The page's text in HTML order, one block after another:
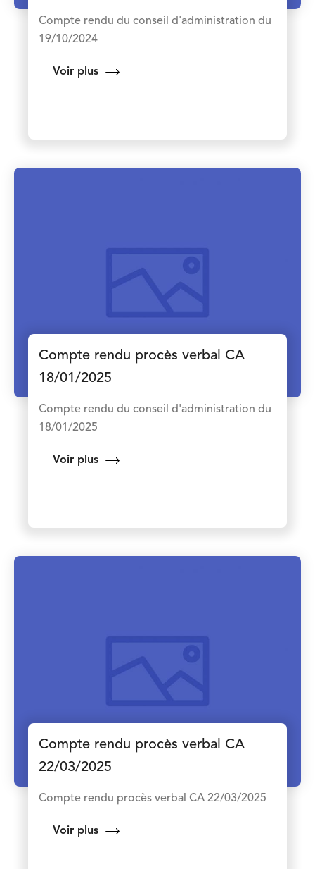
Compte rendu du conseil d'administration du
19/10/2024
Voir plus
Compte rendu procès verbal CA
18/01/2025
Compte rendu du conseil d'administration du
18/01/2025
Voir plus
Compte rendu procès verbal CA
22/03/2025
Compte rendu procès verbal CA 22/03/2025
Voir plus